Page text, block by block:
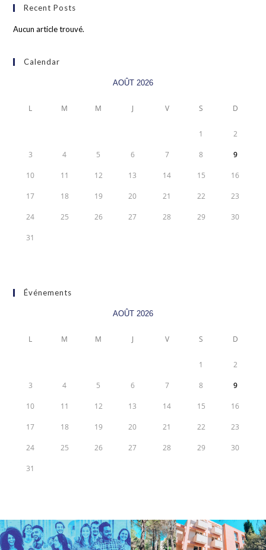
Recent Posts
Aucun article trouvé.
Calendar
AOÛT 2026
L M M J V S D
1 2
3 4 5 6 7 8 9
10 11 12 13 14 15 16
17 18 19 20 21 22 23
24 25 26 27 28 29 30
31
Événements
AOÛT 2026
L M M J V S D
1 2
3 4 5 6 7 8 9
10 11 12 13 14 15 16
17 18 19 20 21 22 23
24 25 26 27 28 29 30
31